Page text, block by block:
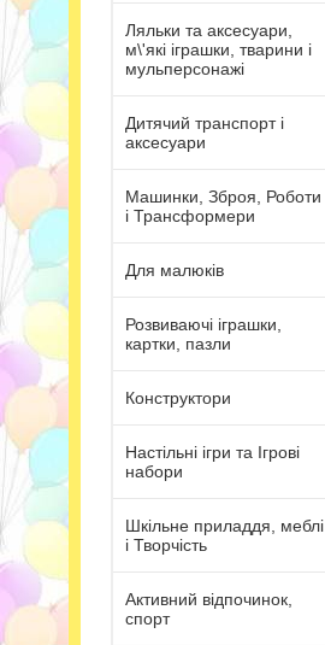
Ляльки та аксесуари,
м\'які іграшки, тварини і
мульперсонажі
Дитячий транспорт і
аксесуари
Машинки, Зброя, Роботи
і Трансформери
Для малюків
Розвиваючі іграшки,
картки, пазли
Конструктори
Настільні ігри та Ігрові
набори
Шкільне приладдя, меблі
і Творчість
Активний відпочинок,
спорт